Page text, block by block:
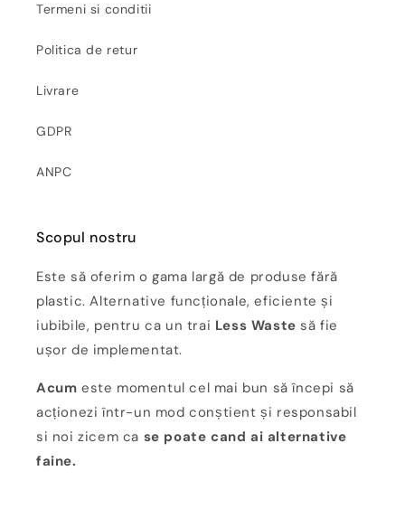
Termeni si conditii
Politica de retur
Livrare
GDPR
ANPC
Scopul nostru
Este să oferim o gama largă de produse fără
plastic. Alternative funcționale, eficiente și
iubibile, pentru ca un trai Less Waste să fie
ușor de implementat.
Acum este momentul cel mai bun să începi să
acționezi într-un mod conștient și responsabil
si noi zicem ca se poate cand ai alternative
faine.